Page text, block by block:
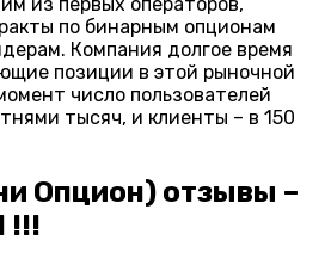
по бинарным опционам
Компания долгое время
позиции в этой рыночной
число пользователей
тысяч, и клиенты – в 150
Опцион) отзывы –
!!!